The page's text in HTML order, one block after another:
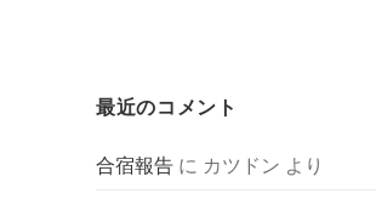
最近のコメント
合宿報告 に カツドン より